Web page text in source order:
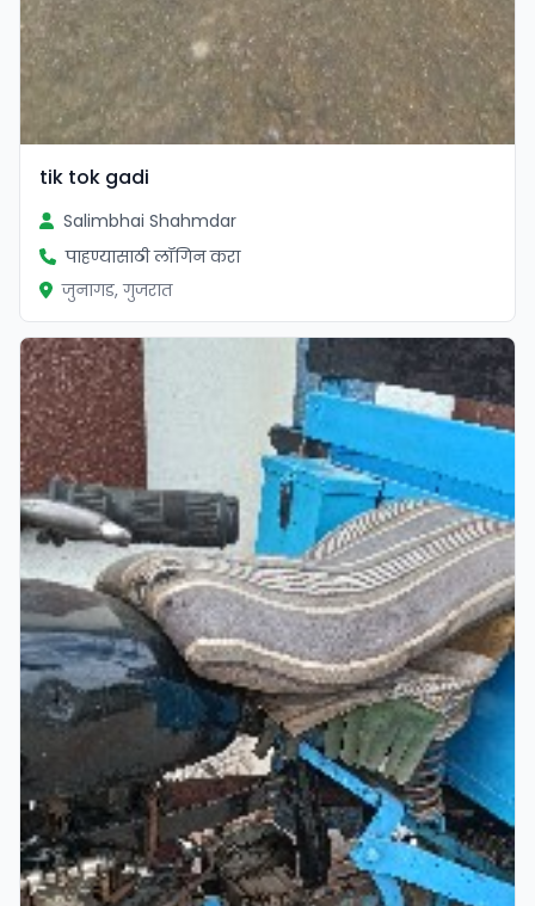
tik tok gadi
Salimbhai Shahmdar
पाहण्यासाठी लॉगिन करा
जुनागड, गुजरात